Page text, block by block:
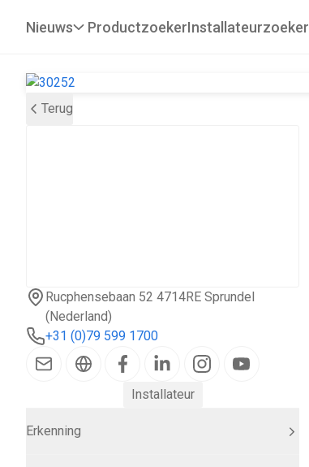
Nieuws ProductzoekerInstallateurzoeker
Terug
Rucphensebaan 52 4714RE Sprundel
(Nederland)
+31 (0)79 599 1700
Installateur
Erkenning